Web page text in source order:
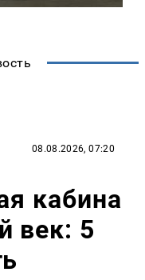
08.08.2026, 07:20
кабина
век: 5